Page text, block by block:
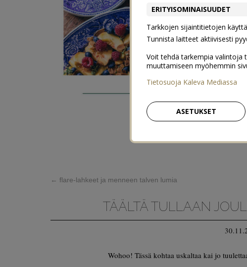
← flare-lahkeet ja menneen talven lumia
TÄÄLTÄ TULLAAN
Wohoo! Tässä kohtaa uskaltaa kai jo
ERITYISOMINAISUUDET
Tarkkojen sijaintitietojen
Tunnista laitteet aktiivisesti
Voit tehdä tarkempia valintoja
muuttamiseen myöhemmin
Tietosuoja Kaleva Mediassa
ASETUKSET